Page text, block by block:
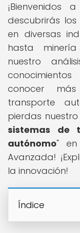
¡Bienvenidos
descubrirás
en diversas
hasta
nuestro
conocer
transporte
pierdas
sistemas de
autónomo" en
Avanzada!
la innovación!
Índice